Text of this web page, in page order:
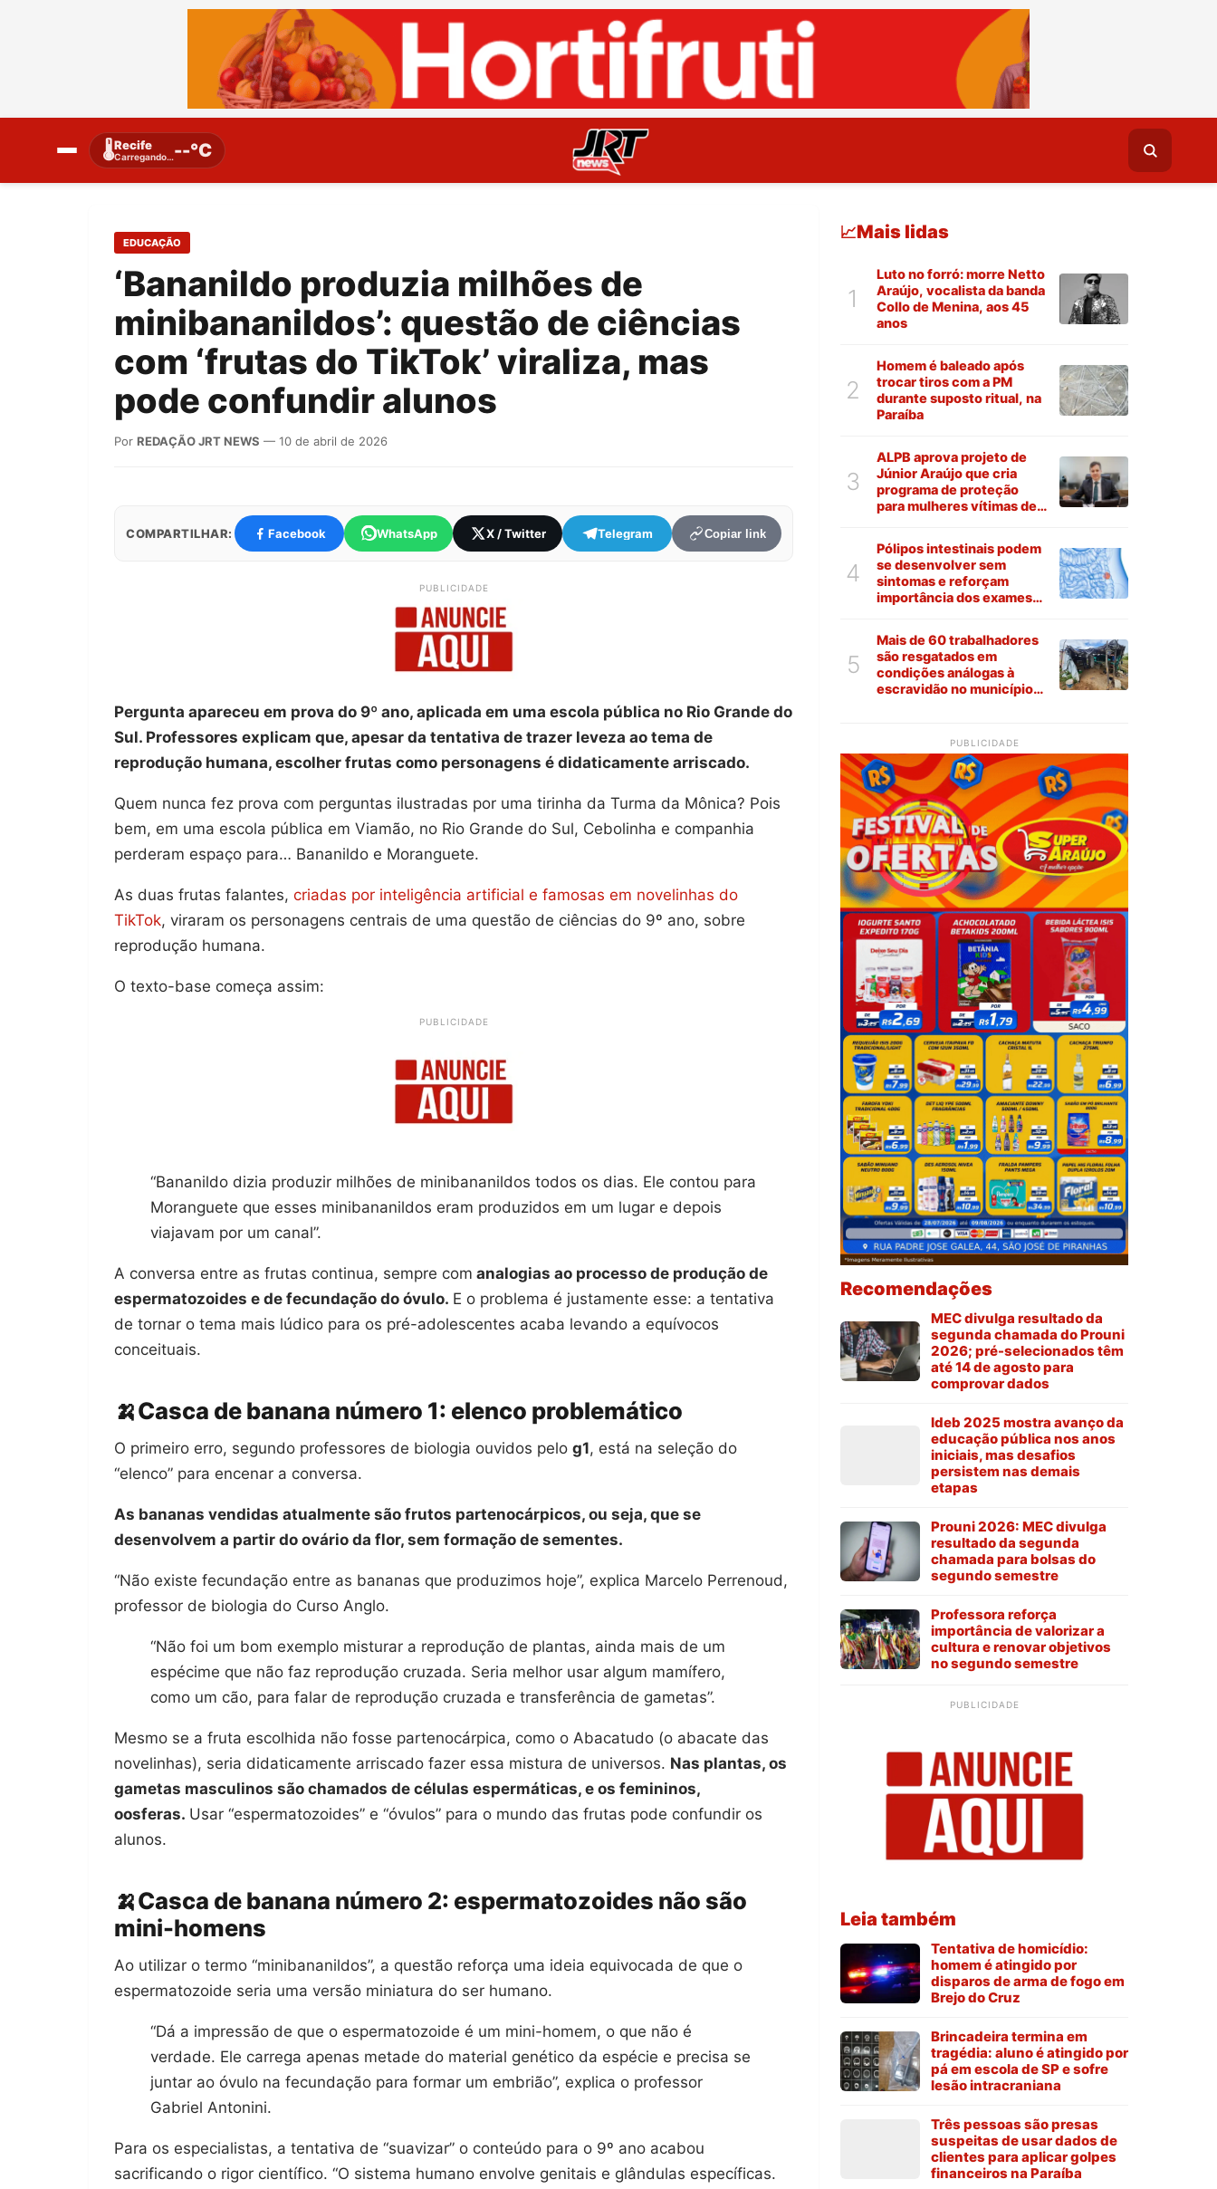
🌡️Recife
Carregando…--°C
EDUCAÇÃO
‘Bananildo produzia milhões de
minibananildos’: questão de ciências
com ‘frutas do TikTok’ viraliza, mas
pode confundir alunos
Por REDAÇÃO JRT NEWS — 10 de abril de 2026
COMPARTILHAR: Facebook WhatsApp X / Twitter Telegram Copiar link
PUBLICIDADE
Pergunta apareceu em prova do 9º ano, aplicada em uma escola pública no Rio Grande do
Sul. Professores explicam que, apesar da tentativa de trazer leveza ao tema de
reprodução humana, escolher frutas como personagens é didaticamente arriscado.
Quem nunca fez prova com perguntas ilustradas por uma tirinha da Turma da Mônica? Pois
bem, em uma escola pública em Viamão, no Rio Grande do Sul, Cebolinha e companhia
perderam espaço para… Bananildo e Moranguete.
As duas frutas falantes, criadas por inteligência artificial e famosas em novelinhas do
TikTok, viraram os personagens centrais de uma questão de ciências do 9º ano, sobre
reprodução humana.
O texto-base começa assim:
PUBLICIDADE
“Bananildo dizia produzir milhões de minibananildos todos os dias. Ele contou para
Moranguete que esses minibananildos eram produzidos em um lugar e depois
viajavam por um canal”.
A conversa entre as frutas continua, sempre com analogias ao processo de produção de
espermatozoides e de fecundação do óvulo. E o problema é justamente esse: a tentativa
de tornar o tema mais lúdico para os pré-adolescentes acaba levando a equívocos
conceituais.
🍌Casca de banana número 1: elenco problemático
O primeiro erro, segundo professores de biologia ouvidos pelo g1, está na seleção do
“elenco” para encenar a conversa.
As bananas vendidas atualmente são frutos partenocárpicos, ou seja, que se
desenvolvem a partir do ovário da flor, sem formação de sementes.
“Não existe fecundação entre as bananas que produzimos hoje”, explica Marcelo Perrenoud,
professor de biologia do Curso Anglo.
“Não foi um bom exemplo misturar a reprodução de plantas, ainda mais de um
espécime que não faz reprodução cruzada. Seria melhor usar algum mamífero,
como um cão, para falar de reprodução cruzada e transferência de gametas”.
Mesmo se a fruta escolhida não fosse partenocárpica, como o Abacatudo (o abacate das
novelinhas), seria didaticamente arriscado fazer essa mistura de universos. Nas plantas, os
gametas masculinos são chamados de células espermáticas, e os femininos,
oosferas. Usar “espermatozoides” e “óvulos” para o mundo das frutas pode confundir os
alunos.
🍌Casca de banana número 2: espermatozoides não são
mini-homens
Ao utilizar o termo “minibananildos”, a questão reforça uma ideia equivocada de que o
espermatozoide seria uma versão miniatura do ser humano.
“Dá a impressão de que o espermatozoide é um mini-homem, o que não é
verdade. Ele carrega apenas metade do material genético da espécie e precisa se
juntar ao óvulo na fecundação para formar um embrião”, explica o professor
Gabriel Antonini.
Para os especialistas, a tentativa de “suavizar” o conteúdo para o 9º ano acabou
sacrificando o rigor científico. “O sistema humano envolve genitais e glândulas específicas.
📈Mais lidas
1
Luto no forró: morre Netto
Araújo, vocalista da banda
Collo de Menina, aos 45
anos
2
Homem é baleado após
trocar tiros com a PM
durante suposto ritual, na
Paraíba
3
ALPB aprova projeto de
Júnior Araújo que cria
programa de proteção
para mulheres vítimas de
4
Pólipos intestinais podem
se desenvolver sem
sintomas e reforçam
importância dos exames
5
Mais de 60 trabalhadores
são resgatados em
condições análogas à
escravidão no município
PUBLICIDADE
Recomendações
MEC divulga resultado da
segunda chamada do Prouni
2026; pré-selecionados têm
até 14 de agosto para
comprovar dados
Ideb 2025 mostra avanço da
educação pública nos anos
iniciais, mas desafios
persistem nas demais
etapas
Prouni 2026: MEC divulga
resultado da segunda
chamada para bolsas do
segundo semestre
Professora reforça
importância de valorizar a
cultura e renovar objetivos
no segundo semestre
PUBLICIDADE
Leia também
Tentativa de homicídio:
homem é atingido por
disparos de arma de fogo em
Brejo do Cruz
Brincadeira termina em
tragédia: aluno é atingido por
pá em escola de SP e sofre
lesão intracraniana
Três pessoas são presas
suspeitas de usar dados de
clientes para aplicar golpes
financeiros na Paraíba